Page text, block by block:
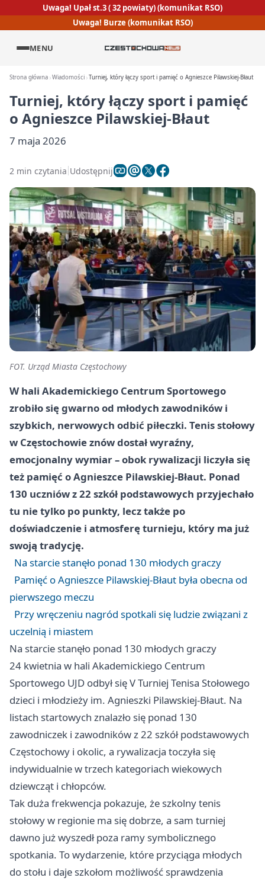
Uwaga! Upał st.3 ( 32 powiaty) (komunikat RSO)
Uwaga! Burze (komunikat RSO)
MENU
Strona główna Wiadomości Turniej, który łączy sport i pamięć o Agnieszce Pilawskiej-Błaut
Turniej, który łączy sport i pamięć
o Agnieszce Pilawskiej-Błaut
7 maja 2026
2 min czytania Udostępnij
FOT. Urząd Miasta Częstochowy
W hali Akademickiego Centrum Sportowego
zrobiło się gwarno od młodych zawodników i
szybkich, nerwowych odbić piłeczki. Tenis stołowy
w Częstochowie znów dostał wyraźny,
emocjonalny wymiar – obok rywalizacji liczyła się
też pamięć o Agnieszce Pilawskiej-Błaut. Ponad
130 uczniów z 22 szkół podstawowych przyjechało
tu nie tylko po punkty, lecz także po
doświadczenie i atmosferę turnieju, który ma już
swoją tradycję.
Na starcie stanęło ponad 130 młodych graczy
Pamięć o Agnieszce Pilawskiej-Błaut była obecna od
pierwszego meczu
Przy wręczeniu nagród spotkali się ludzie związani z
uczelnią i miastem
Na starcie stanęło ponad 130 młodych graczy
24 kwietnia w hali Akademickiego Centrum
Sportowego UJD odbył się V Turniej Tenisa Stołowego
dzieci i młodzieży im. Agnieszki Pilawskiej-Błaut. Na
listach startowych znalazło się ponad 130
zawodniczek i zawodników z 22 szkół podstawowych
Częstochowy i okolic, a rywalizacja toczyła się
indywidualnie w trzech kategoriach wiekowych
dziewcząt i chłopców.
Tak duża frekwencja pokazuje, że szkolny tenis
stołowy w regionie ma się dobrze, a sam turniej
dawno już wyszedł poza ramy symbolicznego
spotkania. To wydarzenie, które przyciąga młodych
do stołu i daje szkołom możliwość sprawdzenia